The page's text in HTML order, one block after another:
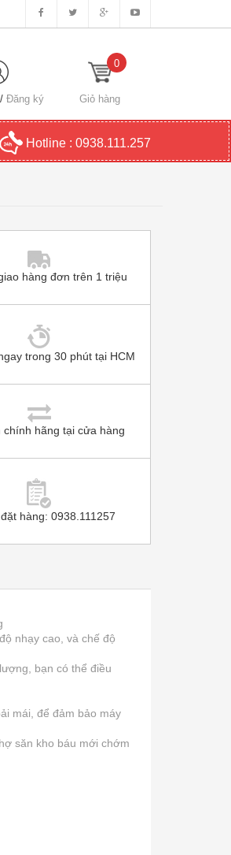
/Đăng ký Giỏ hàng
0
Hotline : 0938.111.257
hàng đơn trên 1 triệu
trong 30 phút tại HCM
chính hãng tại cửa hàng
hàng: 0938.111257
nhạy cao, và chế độ
bạn có thể điều
mái, để đảm bảo máy
săn kho báu mới chớm